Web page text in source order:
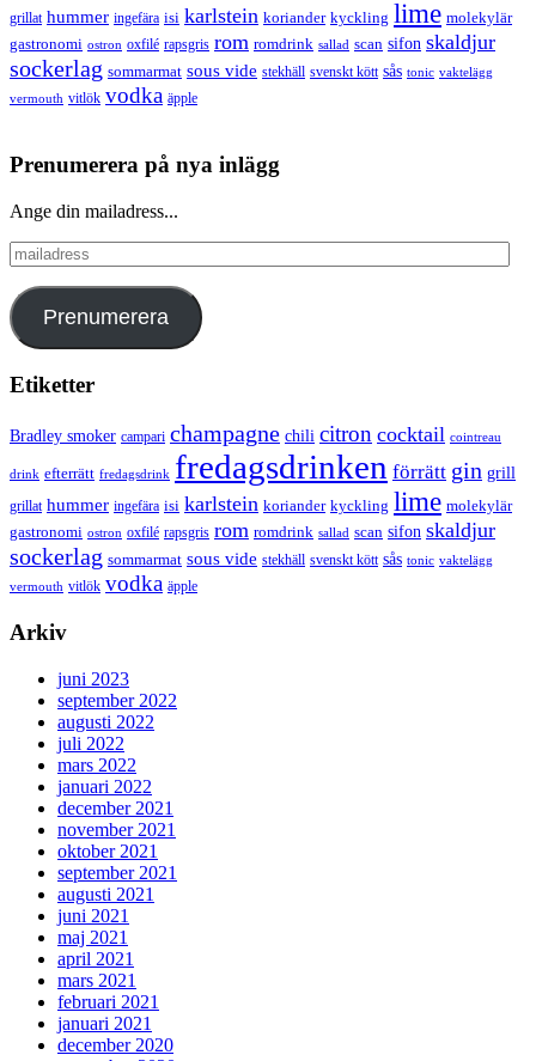
grillat hummer ingefära isi karlstein koriander kyckling lime molekylär
gastronomi ostron oxfilé rapsgris rom romdrink sallad scan sifon skaldjur
sockerlag sommarmat sous vide stekhäll svenskt kött sås tonic vaktelägg
vermouth vitlök vodka äpple
Prenumerera på nya inlägg
Ange din mailadress...
mailadress
Prenumerera
Etiketter
Bradley smoker campari champagne chili citron cocktail cointreau
drink efterrätt fredagsdrink fredagsdrinken förrätt gin grill
grillat hummer ingefära isi karlstein koriander kyckling lime molekylär
gastronomi ostron oxfilé rapsgris rom romdrink sallad scan sifon skaldjur
sockerlag sommarmat sous vide stekhäll svenskt kött sås tonic vaktelägg
vermouth vitlök vodka äpple
Arkiv
juni 2023
september 2022
augusti 2022
juli 2022
mars 2022
januari 2022
december 2021
november 2021
oktober 2021
september 2021
augusti 2021
juni 2021
maj 2021
april 2021
mars 2021
februari 2021
januari 2021
december 2020